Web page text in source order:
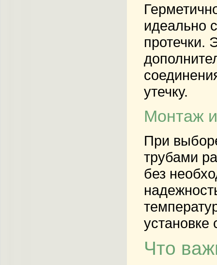
идеально
протечки.
утечку.
Монтаж
При
трубами
без
установке
Что